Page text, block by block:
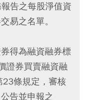
告之每股淨值資
易之名單。
得為融資融券標
證券買賣融資融
23條規定，審核
告並申報之